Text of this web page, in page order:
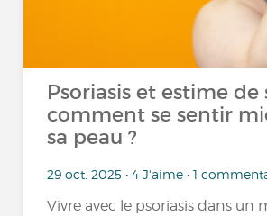
Psoriasis et estime de
comment se sentir
sa peau ?
29 oct. 2025 • 4 J'aime • 1
Vivre avec le psoriasis dans un